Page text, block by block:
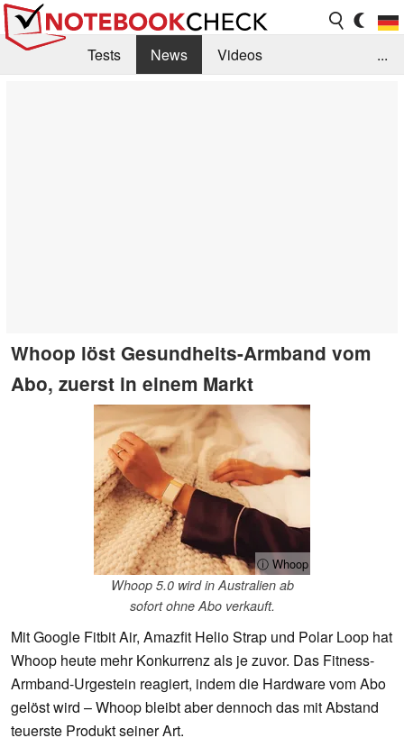
Tests News
Videos
...
Whoop löst Gesundheits-Armband vom
Abo, zuerst in einem Markt
ⓘ Whoop
Whoop 5.0 wird in Australien ab
sofort ohne Abo verkauft.
Mit Google Fitbit Air, Amazfit Helio Strap und Polar Loop hat
Whoop heute mehr Konkurrenz als je zuvor. Das Fitness-
Armband-Urgestein reagiert, indem die Hardware vom Abo
gelöst wird – Whoop bleibt aber dennoch das mit Abstand
teuerste Produkt seiner Art.